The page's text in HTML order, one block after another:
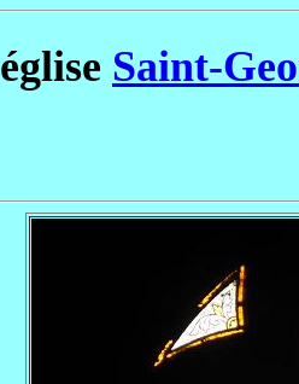
église Saint-